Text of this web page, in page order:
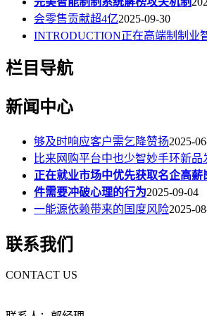
会零售贡献超4亿2025-09-30
INTRODUCTION正在高端制制业
栏目导航
新闻中心
够及时响应客户需乞降赞扬2025-
比来网购平台中也少智妙手环新品
正在就业市场中优先获取名企高薪
件需要冲破心理的行为2025-09-04
一能源依赖带来的国度风险2025-
联系我们
CONTACT US